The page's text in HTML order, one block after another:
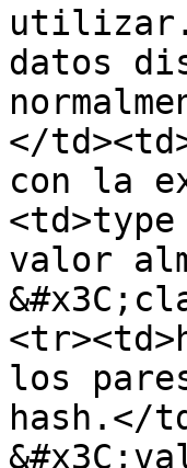
utilizar.
datos
</
con la
valor
los
hash.</